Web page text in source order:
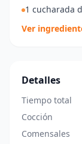
1 cucharada
Ver
Detalles
Tiempo total
Cocción
Comensales